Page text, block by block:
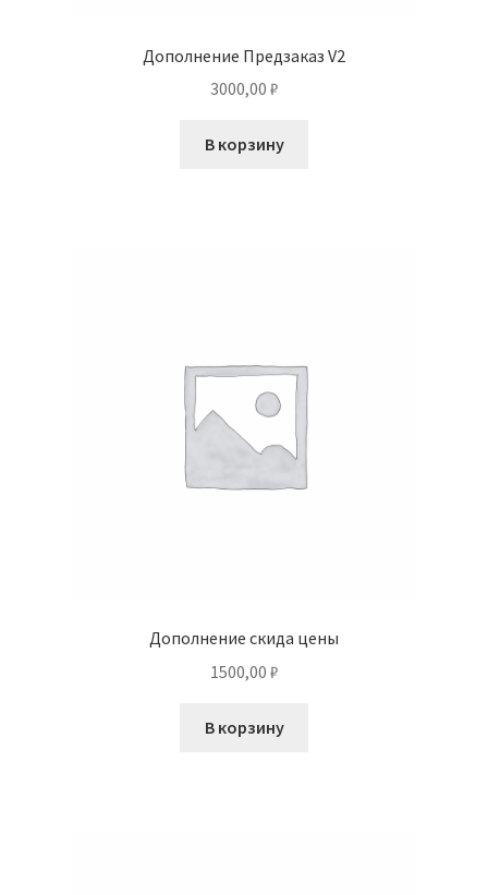
Дополнение Предзаказ V2
3000,00 ₽
В корзину
Дополнение скида цены
1500,00 ₽
В корзину